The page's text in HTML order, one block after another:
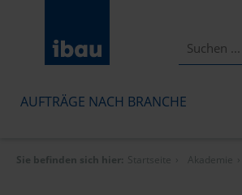
AUFTRÄGE NACH BRANCHE
Sie befinden sich hier: Startseite Akademie